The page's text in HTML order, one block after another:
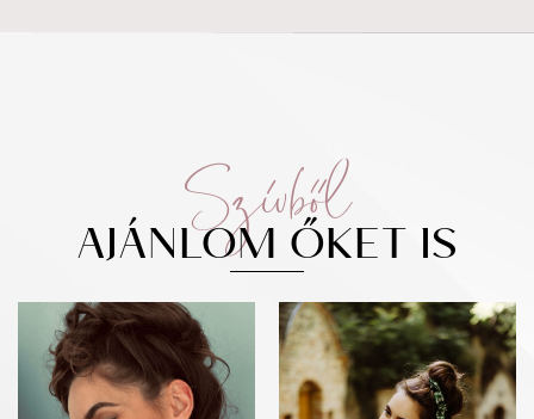
Szívből
AJÁNLOM ŐKET IS